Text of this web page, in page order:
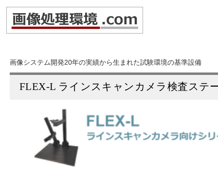
画像システム開発20年の実績から生まれた試験環境の基準設備
FLEX-L ラインスキャンカメラ検査ス